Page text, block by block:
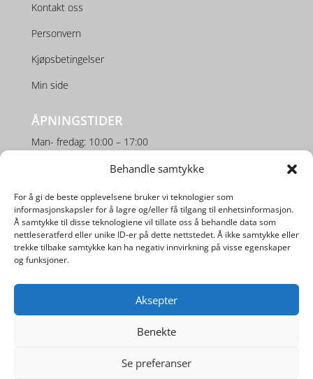
Behandle samtykke
For å gi de beste opplevelsene bruker vi teknologier som
informasjonskapsler for å lagre og/eller få tilgang til enhetsinformasjon.
Å samtykke til disse teknologiene vil tillate oss å behandle data som
nettleseratferd eller unike ID-er på dette nettstedet. Å ikke samtykke eller
trekke tilbake samtykke kan ha negativ innvirkning på visse egenskaper
og funksjoner.
Aksepter
Benekte
Se preferanser
Kontakt oss
Personvern
Kjøpsbetingelser
Min side
ÅPNINGSTIDER
Man- fredag: 10:00 – 17:00
Lørdag: 10:00 – 16:00
SOSIALE MEDIER
Utviklet avDigipos AS